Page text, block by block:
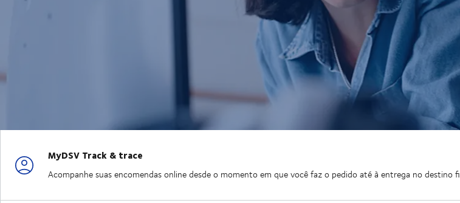
MyDSV Track & trace
Acompanhe suas encomendas online desde o momento em que você faz o pedido até à entrega no destino